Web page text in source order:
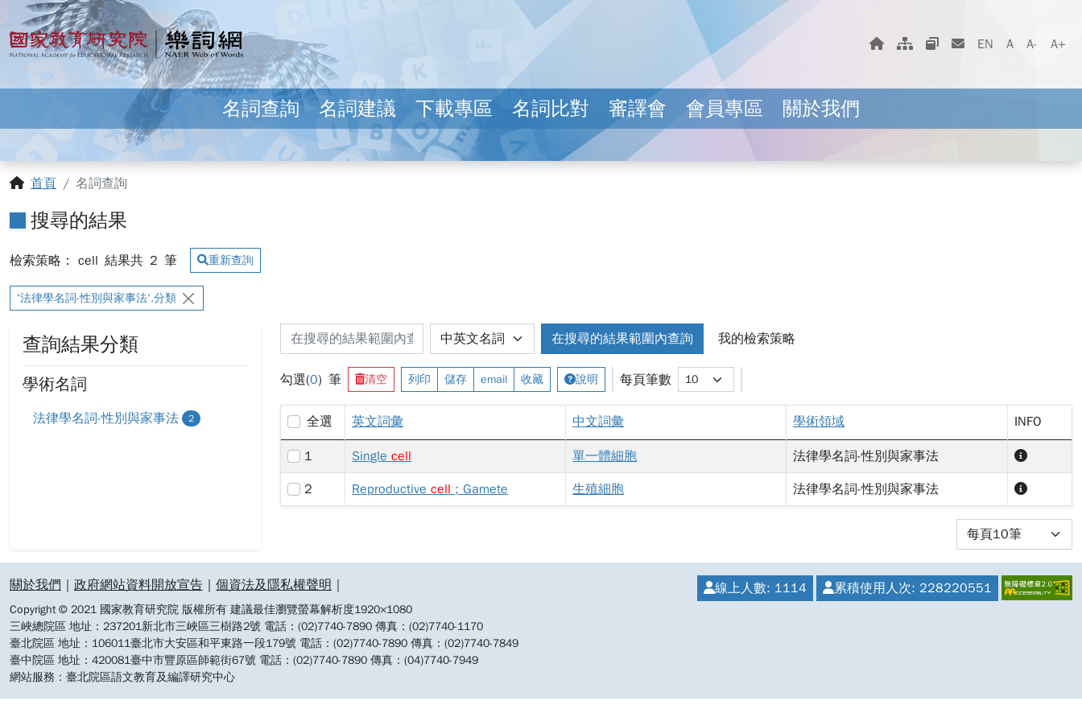
跳到主要內容
:::
國家教育研究院 樂詞網
回首頁網站地圖相關網站聯絡我們
EN 字體大小選擇
A A- A+
名詞查詢 名詞建議 下載專區 名詞比對 審譯會 會員專區 關於我們
首頁
名詞查詢
搜尋的結果
檢索策略： cell 結果共 2 筆 重新查詢
'法律學名詞-性別與家事法'.分類
查詢結果分類
學術名詞
法律學名詞-性別與家事法 2
在搜尋的結果範圍內查詢 我的檢索策略
勾選(0) 筆 清空 列印 儲存 email 收藏 說明 每頁筆數
全選 英文詞彙 中文詞彙 學術領域 INFO
1 Single cell 單一體細胞 法律學名詞-性別與家事法
2 Reproductive cell ; Gamete 生殖細胞 法律學名詞-性別與家事法
:::關於我們 政府網站資料開放宣告 個資法及隱私權聲明 線上人數: 1114 累積使用人次: 228220551
Copyright © 2021 國家教育研究院 版權所有 建議最佳瀏覽螢幕解析度1920×1080
三峽總院區 地址：237201新北市三峽區三樹路2號 電話：(02)7740-7890 傳真：(02)7740-1170
臺北院區 地址：106011臺北市大安區和平東路一段179號 電話：(02)7740-7890 傳真：(02)7740-7849
臺中院區 地址：420081臺中市豐原區師範街67號 電話：(02)7740-7890 傳真：(04)7740-7949
網站服務：臺北院區語文教育及編譯研究中心